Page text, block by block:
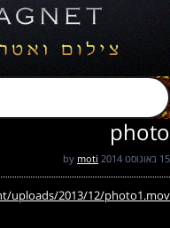
photo
15 באוגוסט 2014 moti
uploads/2013/12/photo1.mov